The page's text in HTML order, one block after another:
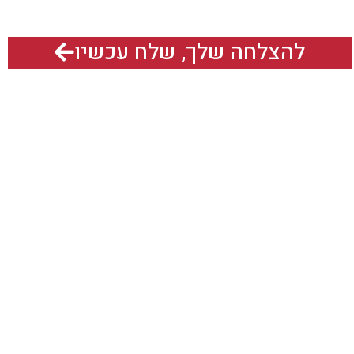
להצלחה שלך, שלח עכשיו